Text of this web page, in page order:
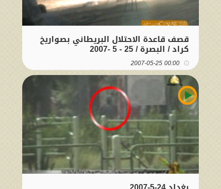
قصف قاعدة الاحتلال البريطاني بصواريخ
كراد / البصرة / 25 - 5 -2007
00:00 2007-05-25